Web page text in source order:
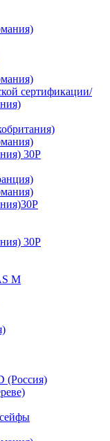
сертификации/
30Р
30Р
M
(Россия)